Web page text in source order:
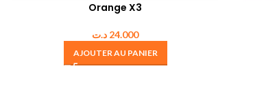
Orange X3
24.000 د.ت
AJOUTER AU PANIER